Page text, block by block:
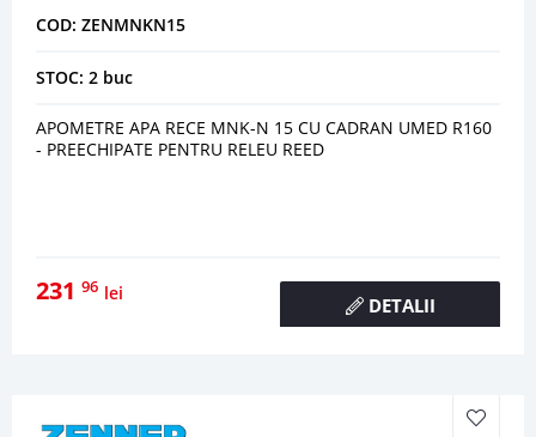
COD: ZENMNKN15
STOC: 2 buc
APOMETRE APA RECE MNK-N 15 CU CADRAN UMED R160
- PREECHIPATE PENTRU RELEU REED
231 96 lei
DETALII